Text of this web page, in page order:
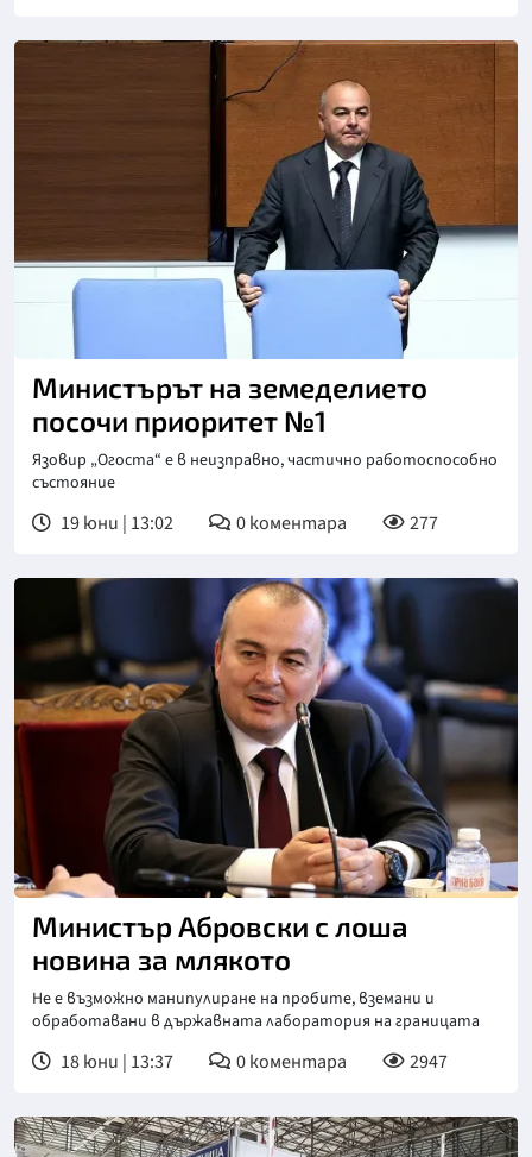
Снимка: БТА
Министърът на земеделието
посочи приоритет №1
Язовир „Огоста“ е в неизправно, частично работоспособно
състояние
19 юни | 13:02 0коментара 277
Снимка: БНТ
Министър Абровски с лоша
новина за млякото
Не е възможно манипулиране на пробите, вземани и
обработавани в държавната лаборатория на границата
18 юни | 13:37 0коментара 2947